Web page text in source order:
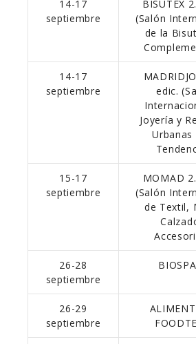
14-17
septiembre
BISUTEX
(Salón
de la
14-17
septiembre
edic.
Joyería y
Urbanas
15-17
septiembre
MOMAD
(Salón
de Textil,
26-28
septiembre
26-29
septiembre